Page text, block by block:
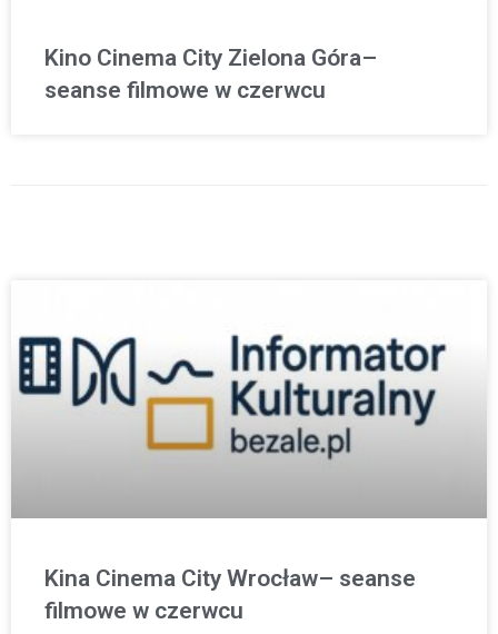
Kino Cinema City Zielona Góra–
seanse filmowe w czerwcu
Kina Cinema City Wrocław– seanse
filmowe w czerwcu